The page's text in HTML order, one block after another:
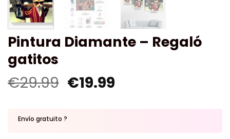
Pintura Diamante – Regaló
gatitos
€29.99 €19.99
Envío gratuito ?